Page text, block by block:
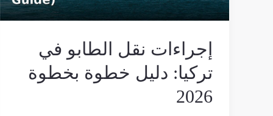
إجراءات نقل الطابو في
تركيا: دليل خطوة بخطوة
2026
خطوة
2026